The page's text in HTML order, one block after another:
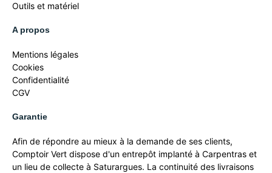
Outils et matériel
A propos
Mentions légales
Cookies
Confidentialité
CGV
Garantie
Afin de répondre au mieux à la demande de ses clients,
Comptoir Vert dispose d'un entrepôt implanté à Carpentras et
un lieu de collecte à Saturargues. La continuité des livraisons